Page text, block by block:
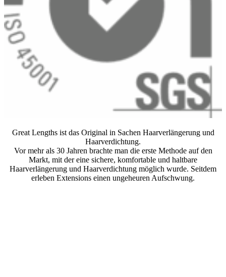
Great Lengths ist das Original in Sachen Haarverlängerung und
Haarverdichtung.
Vor mehr als 30 Jahren brachte man die erste Methode auf den
Markt, mit der eine sichere, komfortable und haltbare
Haarverlängerung und Haarverdichtung möglich wurde. Seitdem
erleben Extensions einen ungeheuren Aufschwung.